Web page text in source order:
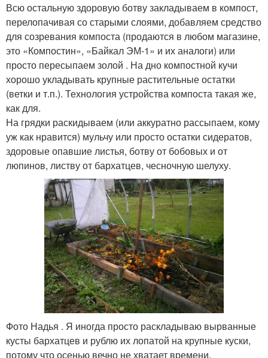
Всю остальную здоровую ботву закладываем в компост,
перелопачивая со старыми слоями, добавляем средство
для созревания компоста (продаются в любом магазине,
это «Компостин», «Байкал ЭМ-1» и их аналоги) или
просто пересыпаем золой . На дно компостной кучи
хорошо укладывать крупные растительные остатки
(ветки и т.п.). Технология устройства компоста такая же,
как для.
На грядки раскидываем (или аккуратно рассыпаем, кому
уж как нравится) мульчу или просто остатки сидератов,
здоровые опавшие листья, ботву от бобовых и от
люпинов, листву от бархатцев, чесночную шелуху.
Фото Надья . Я иногда просто раскладываю вырванные
кусты бархатцев и рублю их лопатой на крупные куски,
потому что осенью вечно не хватает времени.